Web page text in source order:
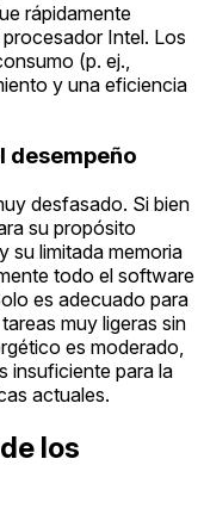
rápidamente
Intel. Los
(p. ej.,
y una eficiencia
desempeño
desfasado. Si bien
su propósito
su limitada memoria
todo el software
es adecuado para
muy ligeras sin
es moderado,
insuficiente para la
actuales.
los